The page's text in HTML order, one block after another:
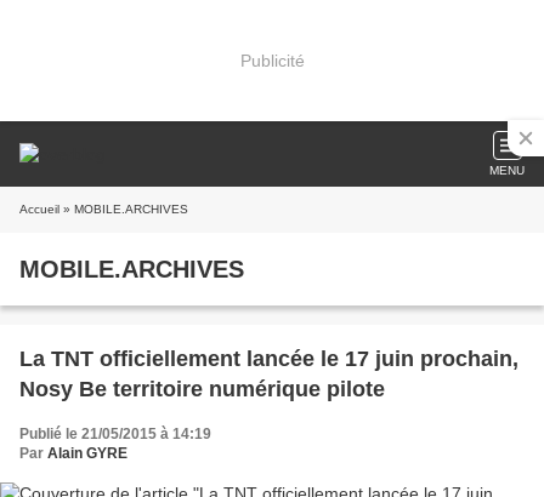
Publicité
MENU
Accueil » MOBILE.ARCHIVES
MOBILE.ARCHIVES
La TNT officiellement lancée le 17 juin prochain,
Nosy Be territoire numérique pilote
Publié le 21/05/2015 à 14:19
Par Alain GYRE